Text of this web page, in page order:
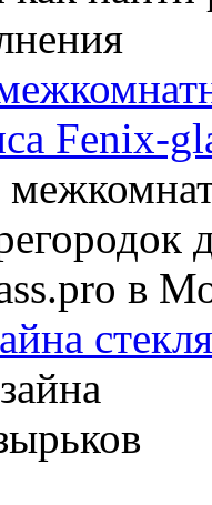
Fenix-